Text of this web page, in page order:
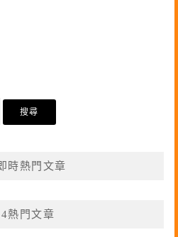
時熱門文章
熱門文章